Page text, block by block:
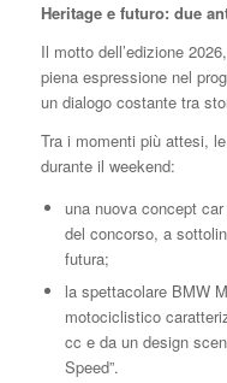
Heritage e futuro: due
Il motto dell’edizione 2026,
piena espressione nel
un dialogo costante tra
Tra i momenti più attesi,
durante il weekend:
una nuova concept
del concorso, a
futura;
la spettacolare BMW
motociclistico
cc e da un design
Speed”.